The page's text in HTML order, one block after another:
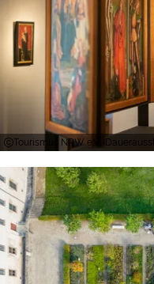
Tourismus NRW e.V.,